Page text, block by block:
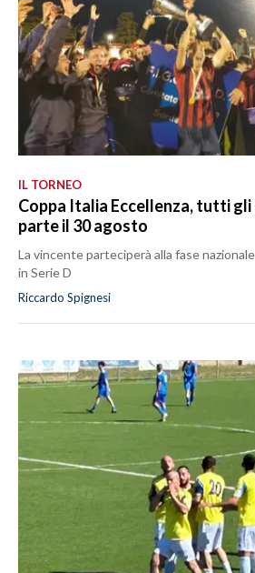
IL TORNEO
Coppa Italia Eccellenza, tutti gli
parte il 30 agosto
La vincente parteciperà alla fase
in Serie D
Riccardo Spignesi